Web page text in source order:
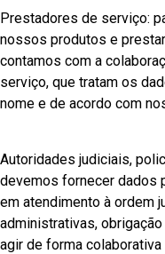
Prestadores de serviço:
nossos produtos e
contamos com a
serviço, que tratam os
nome e de acordo com
Autoridades judiciais,
devemos fornecer dados
em atendimento à ordem
administrativas,
agir de forma